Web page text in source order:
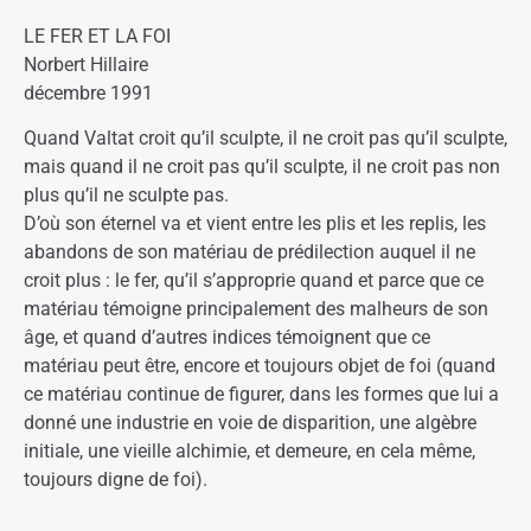
LE FER ET LA FOI
Norbert Hillaire
décembre 1991
Quand Valtat croit qu’il sculpte, il ne croit pas qu’il sculpte,
mais quand il ne croit pas qu’il sculpte, il ne croit pas non
plus qu’il ne sculpte pas.
D’où son éternel va et vient entre les plis et les replis, les
abandons de son matériau de prédilection auquel il ne
croit plus : le fer, qu’il s’approprie quand et parce que ce
matériau témoigne principalement des malheurs de son
âge, et quand d’autres indices témoignent que ce
matériau peut être, encore et toujours objet de foi (quand
ce matériau continue de figurer, dans les formes que lui a
donné une industrie en voie de disparition, une algèbre
initiale, une vieille alchimie, et demeure, en cela même,
toujours digne de foi).